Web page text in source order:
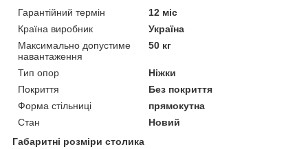
Гарантійний термін
12 міс
Країна виробник
Україна
Максимально допустиме
навантаження
50 кг
Тип опор
Ніжки
Покриття
Без покриття
Форма стільниці
прямокутна
Стан
Новий
Габаритні розміри столика